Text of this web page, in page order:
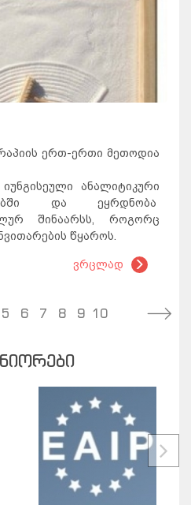
ერთ-ერთი მეთოდია
ანალიტიკური
და ეყრდნობა
შინაარსს, როგორც
წყაროს.
ვრცლად
5 6 7 8 9 10